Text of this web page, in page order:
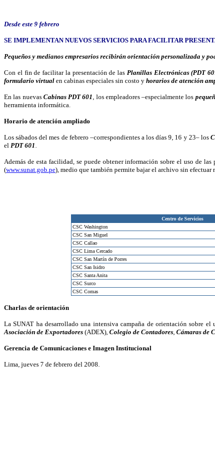
Desde este 9 febrero
SE IMPLEMENTAN NUEVOS SERVICIOS PARA FACILITAR
Pequeños y medianos empresarios recibirán orientación personalizada y
Con el fin de facilitar la presentación de las Planillas Electrónicas (PDT
formulario virtual en cabinas especiales sin costo y horarios de atención
En las nuevas Cabinas PDT 601, los empleadores –especialmente los
herramienta informática.
Horario de atención ampliado
Los sábados del mes de febrero –correspondientes a los días 9, 16 y 23– los
el PDT 601 .
Además de esta facilidad, se puede obtener información sobre el uso de
(www.sunat.gob.pe), medio que también permite bajar el archivo sin efectuar
Centro de Servicios
CSC Washington
CSC San Miguel
CSC Callao
CSC Lima Cercado
CSC San Martín de Porres
CSC San Isidro
CSC Santa Anita
CSC Surco
CSC Comas
Charlas de orientación
La SUNAT ha desarrollado una intensiva campaña de orientación sobre
Asociación de Exportadores (ADEX), Colegio de Contadores, Cámaras de
Gerencia de Comunicaciones e Imagen Institucional
Lima, jueves 7 de febrero del 2008.